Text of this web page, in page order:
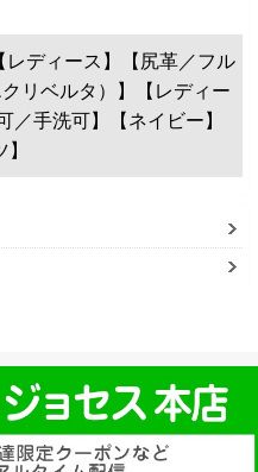
レディース】【尻革／フル
リベルタ）】【レディー
／手洗可】【ネイビー】